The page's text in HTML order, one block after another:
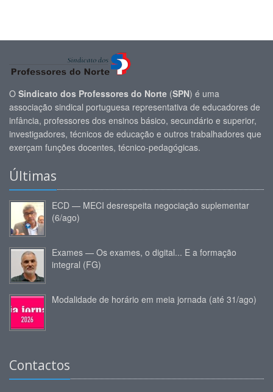
O Sindicato dos Professores do Norte (SPN) é uma
associação sindical portuguesa representativa de educadores de
infância, professores dos ensinos básico, secundário e superior,
investigadores, técnicos de educação e outros trabalhadores que
exerçam funções docentes, técnico-pedagógicas.
Últimas
ECD — MECI desrespeita negociação suplementar
(6/ago)
Exames — Os exames, o digital... E a formação
integral (FG)
Modalidade de horário em meia jornada (até 31/ago)
Contactos